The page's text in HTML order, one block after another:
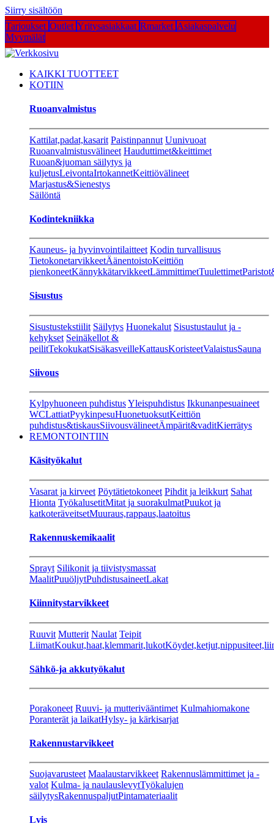
Siirry sisältöön
Tarjoukset Outlet Yritysasiakkaat Rmarket Asiakaspalvelu
Myymälät
KAIKKI TUOTTEET
KOTIIN
Ruoanvalmistus
Kattilat,padat,kasarit Paistinpannut Uunivuoat
Ruoanvalmistusvälineet Hauduttimet&keittimet
Ruoan&juoman säilytys ja
kuljetusLeivontaIrtokannetKeittiövälineet
Marjastus&Sienestys
Säilöntä
Kodintekniikka
Kauneus- ja hyvinvointilaitteet Kodin turvallisuus
TietokonetarvikkeetÄänentoistoKeittiön
pienkoneetKännykkätarvikkeetLämmittimetTuulettimet
Sisustus
Sisustustekstiilit Säilytys Huonekalut Sisustustaulut ja -
kehykset Seinäkellot &
peilitTekokukatSisäkasveilleKattausKoristeetValaistusSauna
Siivous
Kylpyhuoneen puhdistusYleispuhdistus Ikkunanpesuaineet
WCLattiatPyykinpesuHuonetuoksutKeittiön
puhdistus&tiskausSiivousvälineetÄmpärit&vaditKierrätys
REMONTOINTIIN
Käsityökalut
Vasarat ja kirveet Pöytätietokoneet Pihdit ja leikkurt Sahat
Hionta TyökalusetitMitat ja suorakulmatPuukot ja
katkoteräveitsetMuuraus,rappaus,laatoitus
Rakennuskemikaalit
Sprayt Silikonit ja tiivistysmassat
MaalitPuuöljytPuhdistusaineetLakat
Kiinnitystarvikkeet
Ruuvit Mutterit Naulat Teipit
LiimatKoukut,haat,klemmarit,lukot
Sähkö-ja akkutyökalut
Porakoneet Ruuvi- ja mutterivääntimet Kulmahiomakone
Poranterät ja laikatHylsy- ja kärkisarjat
Rakennustarvikkeet
Suojavarusteet Maalaustarvikkeet Rakennuslämmittimet ja -
valot Kulma- ja naulauslevytTyökalujen
säilytysRakennuspaljutPintamateriaalit
Lvis